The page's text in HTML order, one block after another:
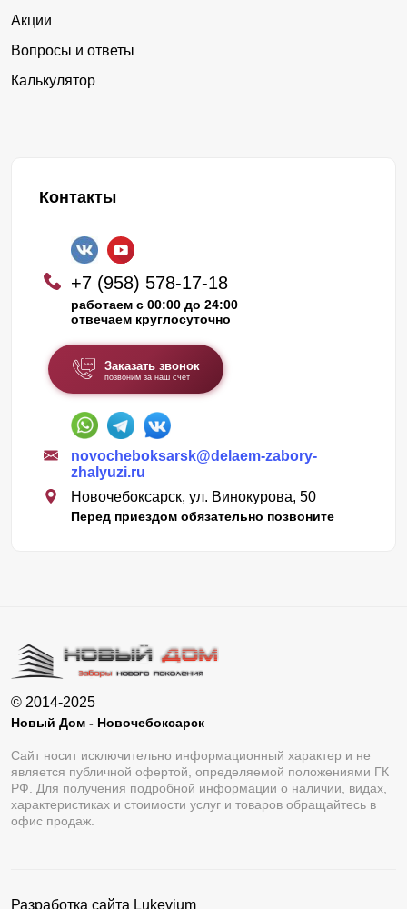
Акции
Вопросы и ответы
Калькулятор
Контакты
+7 (958) 578-17-18
работаем с 00:00 до 24:00
отвечаем круглосуточно
Заказать звонок
позвоним за наш счет
novocheboksarsk@delaem-zabory-
zhalyuzi.ru
Новочебоксарск, ул. Винокурова, 50
Перед приездом обязательно позвоните
© 2014-2025
Новый Дом - Новочебоксарск
Сайт носит исключительно информационный характер и не
является публичной офертой, определяемой положениями ГК
РФ. Для получения подробной информации о наличии, видах,
характеристиках и стоимости услуг и товаров обращайтесь в
офис продаж.
Разработка сайта Lukevium